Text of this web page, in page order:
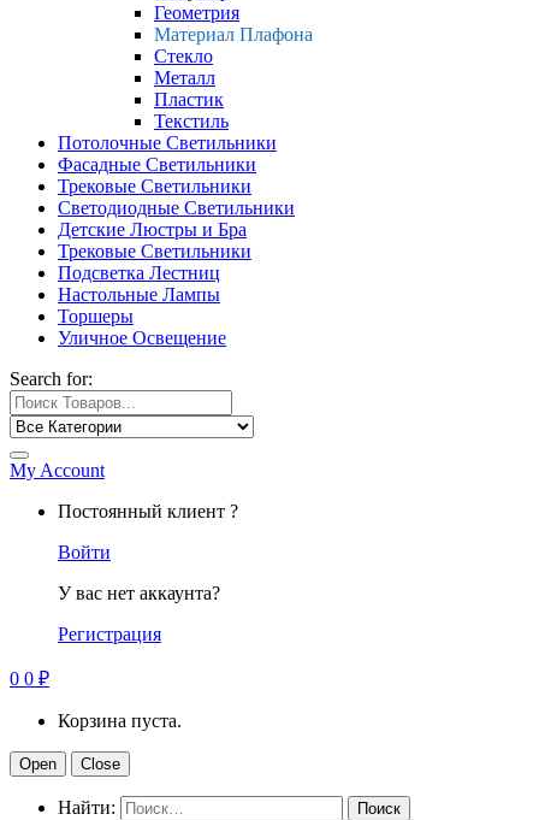
Геометрия
Материал Плафона
Стекло
Металл
Пластик
Текстиль
Потолочные Светильники
Фасадные Светильники
Трековые Светильники
Светодиодные Светильники
Детские Люстры и Бра
Трековые Светильники
Подсветка Лестниц
Настольные Лампы
Торшеры
Уличное Освещение
Search for:
My Account
Постоянный клиент ?
Войти
У вас нет аккаунта?
Регистрация
0 0 ₽
Корзина пуста.
Open Close
Найти: